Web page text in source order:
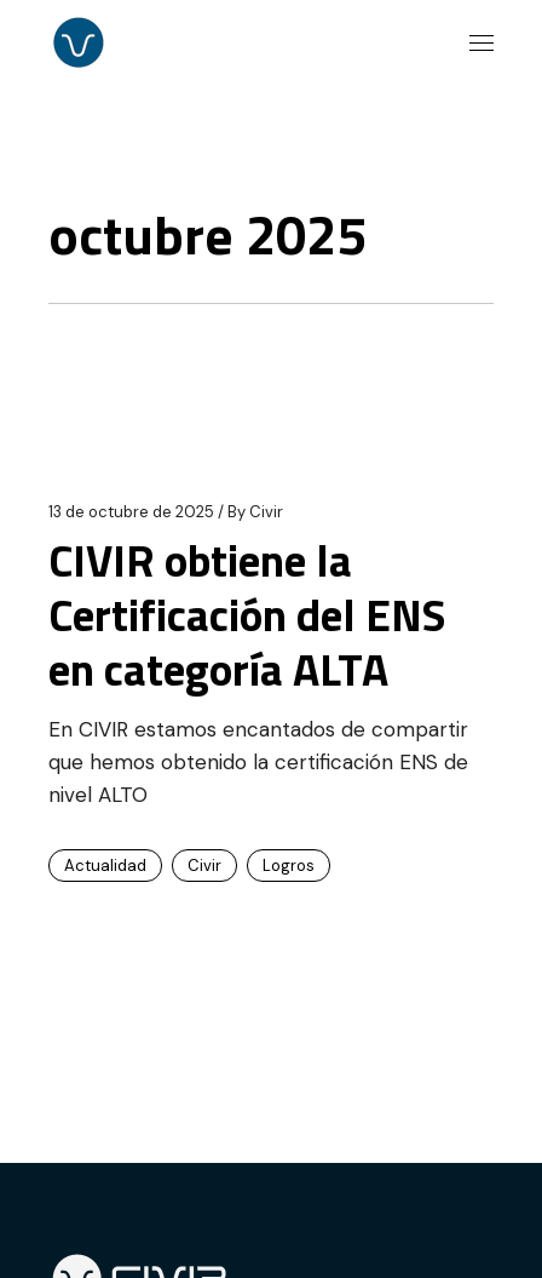
content
octubre 2025
13 de octubre de 2025 ByCivir
CIVIR obtiene la
Certificación del ENS
en categoría ALTA
En CIVIR estamos encantados de compartir
que hemos obtenido la certificación ENS de
nivel ALTO
Actualidad Civir Logros